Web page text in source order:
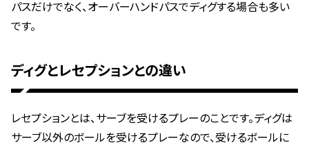
パスだけでなく、オーバーハンドパスでディグする場合も多い
です。
ディグとレセプションとの違い
レセプションとは、サーブを受けるプレーのことです。ディグは
サーブ以外のボールを受けるプレーなので、受けるボールに